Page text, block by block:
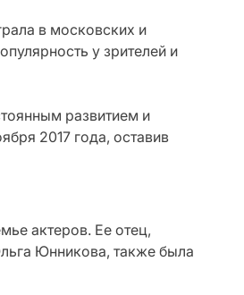
в московских и
у зрителей и
развитием и
2017 года, оставив
актеров. Ее отец,
Юнникова, также была